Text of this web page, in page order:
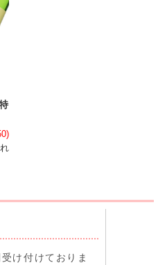
け付けておりま